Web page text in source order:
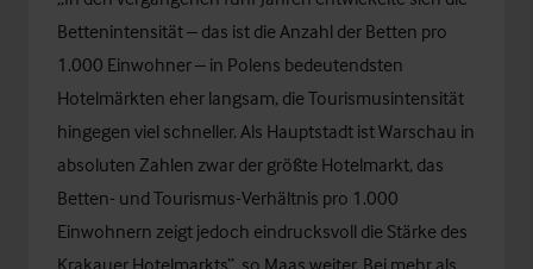
Bettenintensität – das ist die Anzahl der Betten pro
1.000 Einwohner – in Polens bedeutendsten
Hotelmärkten eher langsam, die Tourismusintensität
hingegen viel schneller. Als Hauptstadt ist Warschau in
absoluten Zahlen zwar der größte Hotelmarkt, das
Betten- und Tourismus-Verhältnis pro 1.000
Einwohnern zeigt jedoch eindrucksvoll die Stärke des
Krakauer Hotelmarkts“, so Maas weiter. Bei mehr als